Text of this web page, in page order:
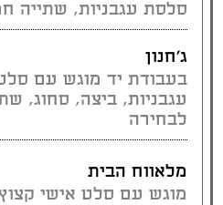
סלסת עגבניות, שתייה
ג׳חנון
בעבודת יד מוגש עם
עגבניות, ביצה, סחוג,
לבחירה
מלאווח הבית
מוגש עם סלט אישי